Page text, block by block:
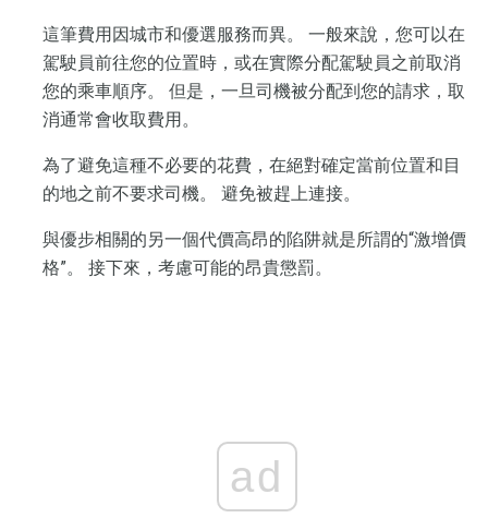
這筆費用因城市和優選服務而異。 一般來說，您可以在
駕駛員前往您的位置時，或在實際分配駕駛員之前取消
您的乘車順序。 但是，一旦司機被分配到您的請求，取
消通常會收取費用。
為了避免這種不必要的花費，在絕對確定當前位置和目
的地之前不要求司機。 避免被趕上連接。
與優步相關的另一個代價高昂的陷阱就是所謂的“激增價
格”。 接下來，考慮可能的昂貴懲罰。
ad